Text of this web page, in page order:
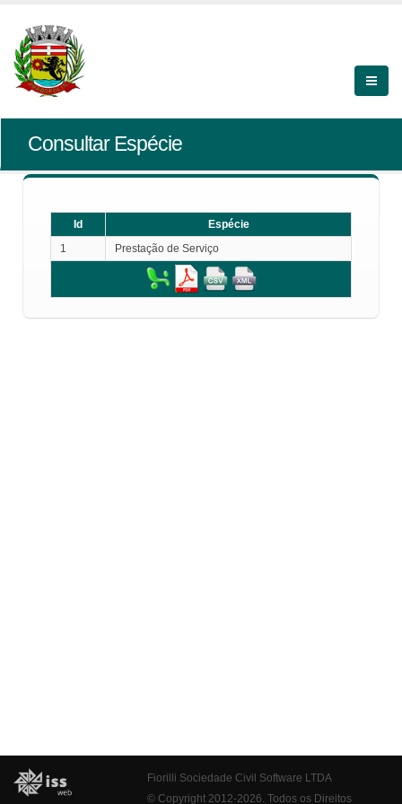
Consultar Espécie
Id
Espécie
1
Prestação de Serviço
Fiorilli Sociedade Civil Software LTDA
© Copyright 2012-2026. Todos os Direitos